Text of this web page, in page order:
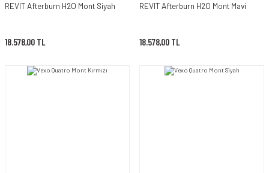
REVIT Afterburn H2O Mont Siyah
18.578,00 TL
REVIT Afterburn H2O Mont Mavi
18.578,00 TL